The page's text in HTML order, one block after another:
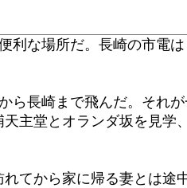
利な場所だ。長崎の市電は
ら長崎まで飛んだ。それが
主堂とオランダ坂を見学、
てから家に帰る妻とは途